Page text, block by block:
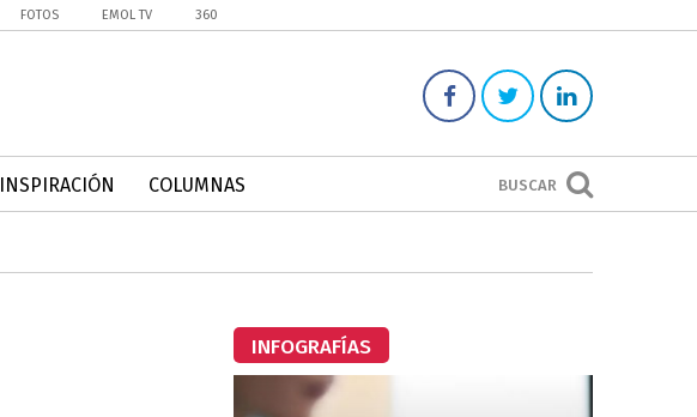
FOTOS EMOL TV 360
BUSCAR
INSPIRACIÓN COLUMNAS
INFOGRAFÍAS